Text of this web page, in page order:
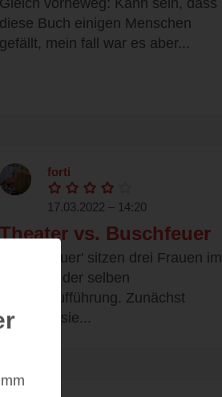
Gleich vorneweg: Kann sein, dass
diese Buch einigen Menschen
gefällt, mein fall war es aber...
forti
17.03.2022 – 14:20
Theater vs. Buschfeuer
In 'Die Feuer' sitzen drei Frauen im
Publikum der selben
Theateraufführung. Zunächst
scheinen sie...